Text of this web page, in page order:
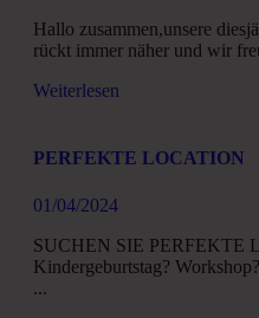
Hallo zusammen,unsere
rückt immer näher und wir
Weiterlesen
PERFEKTE LOCATION
01/04/2024
SUCHEN SIE PERFEKTE
Kindergeburtstag?